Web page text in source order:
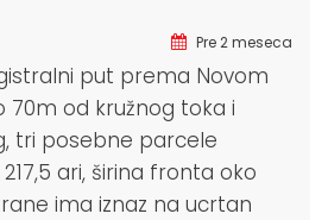
Pre 2 meseca
put prema Novom
70m od kružnog toka i
tri posebne parcele
ari, širina fronta oko
ima iznaz na ucrtan